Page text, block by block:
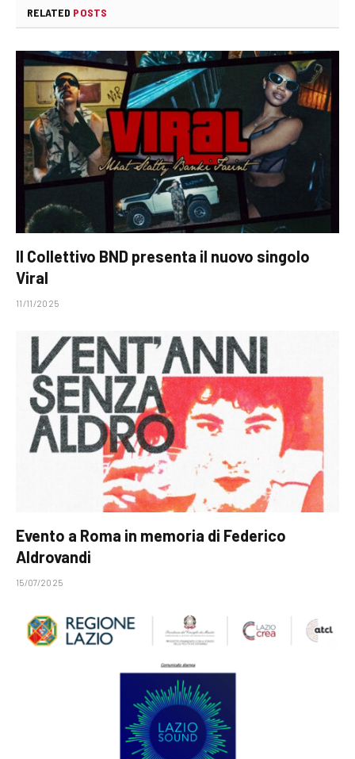
RELATED POSTS
Il Collettivo BND presenta il nuovo singolo
Viral
11/11/2025
Evento a Roma in memoria di Federico
Aldrovandi
15/07/2025